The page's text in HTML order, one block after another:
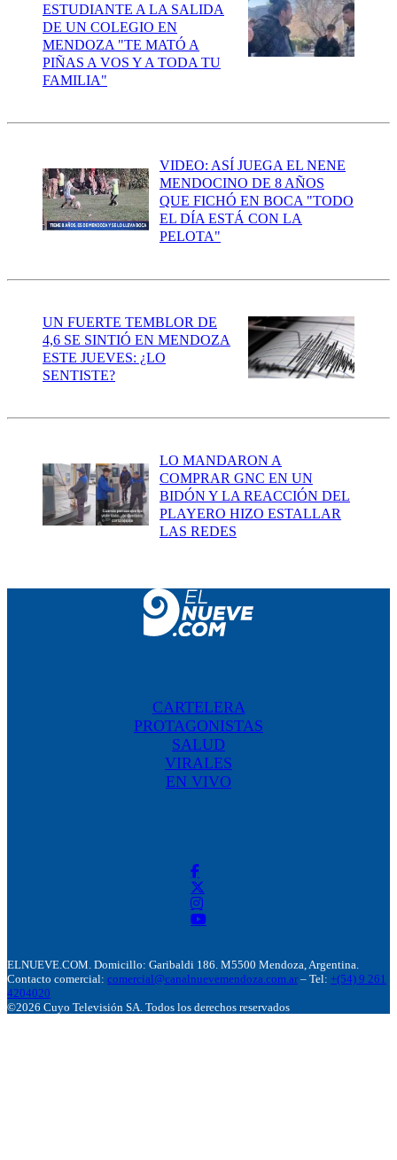
ESTUDIANTE A LA SALIDA
DE UN COLEGIO EN
MENDOZA "TE MATÓ A
PIÑAS A VOS Y A TODA TU
FAMILIA"
VIDEO: ASÍ JUEGA EL NENE
MENDOCINO DE 8 AÑOS
QUE FICHÓ EN BOCA "TODO
EL DÍA ESTÁ CON LA
PELOTA"
UN FUERTE TEMBLOR DE
4,6 SE SINTIÓ EN MENDOZA
ESTE JUEVES: ¿LO
SENTISTE?
LO MANDARON A
COMPRAR GNC EN UN
BIDÓN Y LA REACCIÓN DEL
PLAYERO HIZO ESTALLAR
LAS REDES
CARTELERA
PROTAGONISTAS
SALUD
VIRALES
EN VIVO
ELNUEVE.COM. Domicillo: Garibaldi 186. M5500 Mendoza, Argentina.
Contacto comercial: comercial@canalnuevemendoza.com.ar – Tel: +(54) 9 261
4204020
©2026 Cuyo Televisión SA. Todos los derechos reservados